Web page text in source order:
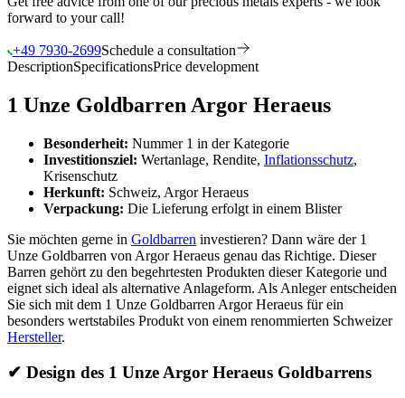
forward to your call!
+49 7930-2699Schedule a consultation
DescriptionSpecificationsPrice development
1 Unze Goldbarren Argor Heraeus
Besonderheit: Nummer 1 in der Kategorie
Investitionsziel: Wertanlage, Rendite, Inflationsschutz,
Krisenschutz
Herkunft: Schweiz, Argor Heraeus
Verpackung: Die Lieferung erfolgt in einem Blister
Sie möchten gerne in Goldbarren investieren? Dann wäre der 1
Unze Goldbarren von Argor Heraeus genau das Richtige. Dieser
Barren gehört zu den begehrtesten Produkten dieser Kategorie und
eignet sich ideal als alternative Anlageform. Als Anleger entscheiden
Sie sich mit dem 1 Unze Goldbarren Argor Heraeus für ein
besonders wertstabiles Produkt von einem renommierten Schweizer
Hersteller.
✔ Design des 1 Unze Argor Heraeus Goldbarrens